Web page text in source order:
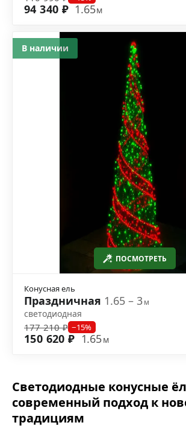
94 340 ₽ 1.65м
ПОСМОТРЕТЬ
Конусная ель
Праздничная 1.65 – 3м
светодиодная
177 210 ₽ −15%
150 620 ₽ 1.65м
В наличии
Светодиодные конусные
современный подход к
традициям